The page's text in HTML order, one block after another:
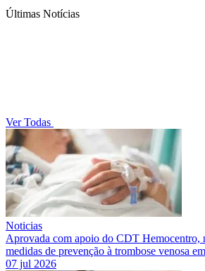
Últimas Notícias
Ver Todas
Noticias
Aprovada com apoio do CDT Hemocentro,
medidas de prevenção à trombose venosa
07 jul 2026